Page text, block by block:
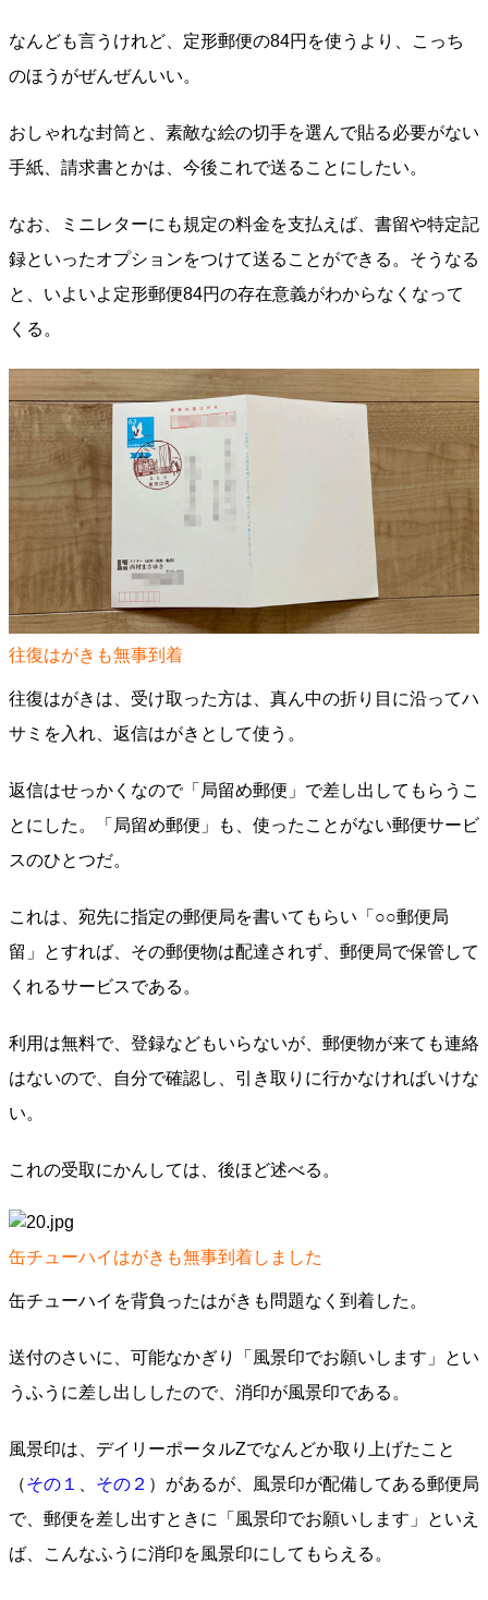
なんども言うけれど、定形郵便の84円を使うより、こっち
のほうがぜんぜんいい。
おしゃれな封筒と、素敵な絵の切手を選んで貼る必要がない
手紙、請求書とかは、今後これで送ることにしたい。
なお、ミニレターにも規定の料金を支払えば、書留や特定記
録といったオプションをつけて送ることができる。そうなる
と、いよいよ定形郵便84円の存在意義がわからなくなって
くる。
往復はがきも無事到着
往復はがきは、受け取った方は、真ん中の折り目に沿ってハ
サミを入れ、返信はがきとして使う。
返信はせっかくなので「局留め郵便」で差し出してもらうこ
とにした。「局留め郵便」も、使ったことがない郵便サービ
スのひとつだ。
これは、宛先に指定の郵便局を書いてもらい「○○郵便局
留」とすれば、その郵便物は配達されず、郵便局で保管して
くれるサービスである。
利用は無料で、登録などもいらないが、郵便物が来ても連絡
はないので、自分で確認し、引き取りに行かなければいけな
い。
これの受取にかんしては、後ほど述べる。
缶チューハイはがきも無事到着しました
缶チューハイを背負ったはがきも問題なく到着した。
送付のさいに、可能なかぎり「風景印でお願いします」とい
うふうに差し出ししたので、消印が風景印である。
風景印は、デイリーポータルZでなんどか取り上げたこと
（その１ その２ ）があるが、風景印が配備してある郵便局
で、郵便を差し出すときに「風景印でお願いします」といえ
ば、こんなふうに消印を風景印にしてもらえる。